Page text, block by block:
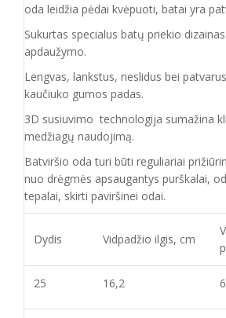
oda leidžia pėdai kvėpuoti, batai yra
Sukurtas specialus batų priekio
apdaužymo.
Lengvas, lankstus, neslidus bei patvarus
kaučiuko gumos padas.
3D susiuvimo technologija sumažina
medžiagų naudojimą.
Batviršio oda turi būti reguliariai
nuo drėgmės apsaugantys purškalai,
tepalai, skirti paviršinei odai.
Dydis Vidpadžio ilgis, cm
25 16,2